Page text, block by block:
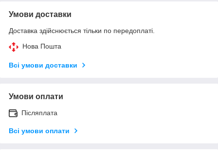
Умови доставки
Доставка здійснюється тільки по передоплаті.
Нова Пошта
Всі умови доставки
Умови оплати
Післяплата
Всі умови оплати